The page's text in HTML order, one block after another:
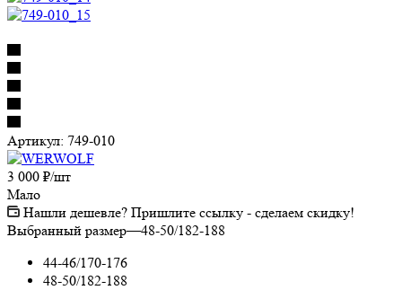
Артикул: 749-010
3 000 ₽/шт
Мало
Нашли дешевле? Пришлите ссылку - сделаем скидку!
Выбранный размер—48-50/182-188
44-46/170-176
48-50/182-188